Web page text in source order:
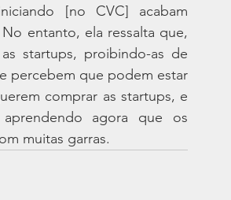
[no CVC] acabam
entanto, ela ressalta que,
startups, proibindo-as de
percebem que podem estar
comprar as startups, e
agora que os
muitas garras.